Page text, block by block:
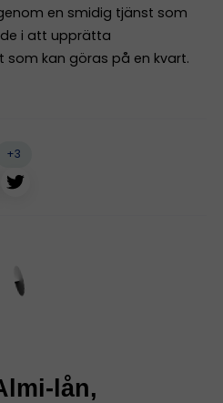
en smidig tjänst som
i att upprätta
kan göras på en kvart.
+3
lån,